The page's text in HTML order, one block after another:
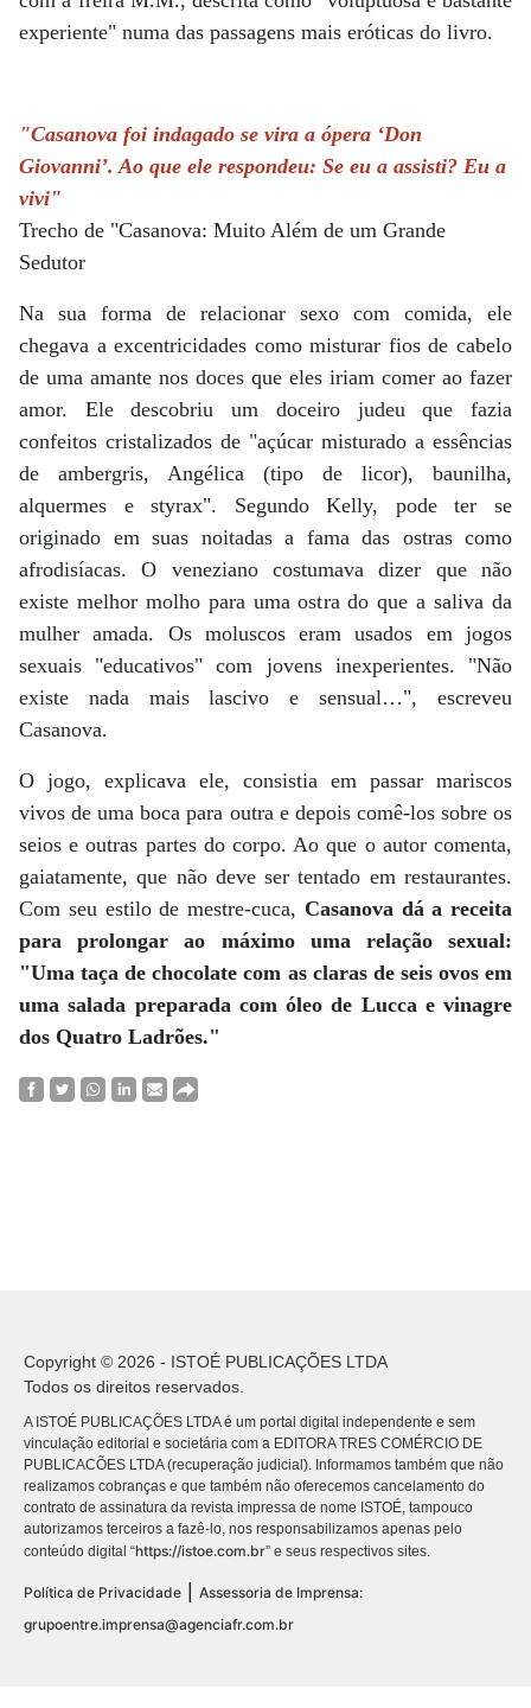
experiente" numa das passagens mais eróticas do livro.
"Casanova foi indagado se vira a ópera ‘Don
Giovanni’. Ao que ele respondeu: Se eu a assisti? Eu a
vivi"
Trecho de "Casanova: Muito Além de um Grande
Sedutor
Na sua forma de relacionar sexo com comida, ele
chegava a excentricidades como misturar fios de cabelo
de uma amante nos doces que eles iriam comer ao fazer
amor. Ele descobriu um doceiro judeu que fazia
confeitos cristalizados de "açúcar misturado a essências
de ambergris, Angélica (tipo de licor), baunilha,
alquermes e styrax". Segundo Kelly, pode ter se
originado em suas noitadas a fama das ostras como
afrodisíacas. O veneziano costumava dizer que não
existe melhor molho para uma ostra do que a saliva da
mulher amada. Os moluscos eram usados em jogos
sexuais "educativos" com jovens inexperientes. "Não
existe nada mais lascivo e sensual…", escreveu
Casanova.
O jogo, explicava ele, consistia em passar mariscos
vivos de uma boca para outra e depois comê-los sobre os
seios e outras partes do corpo. Ao que o autor comenta,
gaiatamente, que não deve ser tentado em restaurantes.
Com seu estilo de mestre-cuca, Casanova dá a receita
para prolongar ao máximo uma relação sexual:
"Uma taça de chocolate com as claras de seis ovos em
uma salada preparada com óleo de Lucca e vinagre
dos Quatro Ladrões."
Copyright © 2026 - ISTOÉ PUBLICAÇÕES LTDA
Todos os direitos reservados.
A ISTOÉ PUBLICAÇÕES LTDA é um portal digital independente e sem
vinculação editorial e societária com a EDITORA TRES COMÉRCIO DE
PUBLICACÕES LTDA (recuperação judicial). Informamos também que não
realizamos cobranças e que também não oferecemos cancelamento do
contrato de assinatura da revista impressa de nome ISTOÉ, tampouco
autorizamos terceiros a fazê-lo, nos responsabilizamos apenas pelo
conteúdo digital “https://istoe.com.br” e seus respectivos sites.
Política de Privacidade
Assessoria de Imprensa:
grupoentre.imprensa@agenciafr.com.br